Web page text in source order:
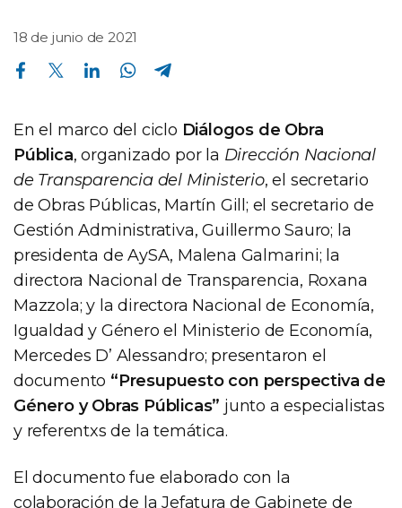
18 de junio de 2021
Compartir en Facebook Compartir en Twitter Compartir en Linkedin Compartir en Whatsapp
En el marco del ciclo Diálogos de Obra
Pública, organizado por la Dirección Nacional
de Transparencia del Ministerio, el secretario
de Obras Públicas, Martín Gill; el secretario de
Gestión Administrativa, Guillermo Sauro; la
presidenta de AySA, Malena Galmarini; la
directora Nacional de Transparencia, Roxana
Mazzola; y la directora Nacional de Economía,
Igualdad y Género el Ministerio de Economía,
Mercedes D’ Alessandro; presentaron el
documento “Presupuesto con perspectiva de
Género y Obras Públicas” junto a especialistas
y referentxs de la temática.
El documento fue elaborado con la
colaboración de la Jefatura de Gabinete de